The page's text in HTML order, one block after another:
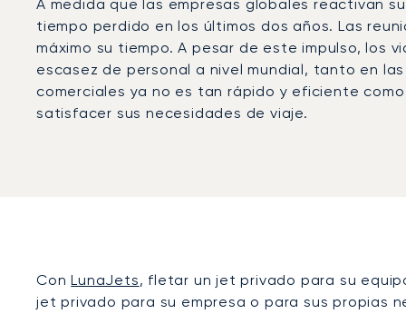
A medida que las empresas globales reactivan
tiempo perdido en los últimos dos años. Las
máximo su tiempo. A pesar de este impulso, los
escasez de personal a nivel mundial, tanto en
comerciales ya no es tan rápido y eficiente
satisfacer sus necesidades de viaje.
ConLunaJets, fletar un jet privado para su
jet privado para su empresa o para sus propias